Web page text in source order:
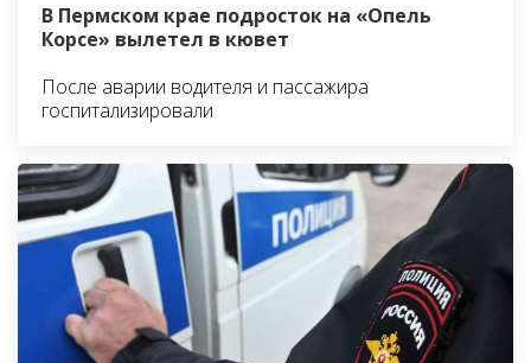
В Пермском крае подросток на «Опель
Корсе» вылетел в кювет
После аварии водителя и пассажира
госпитализировали